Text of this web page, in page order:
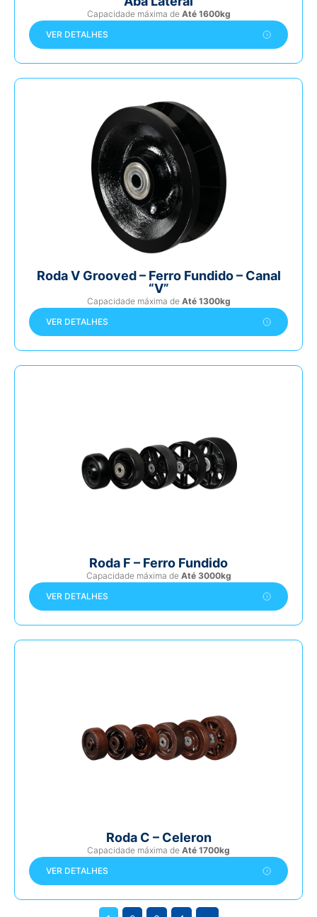
Capacidade máxima de Até 1600kg
VER DETALHES
Roda V Grooved – Ferro Fundido – Canal
“V”
Capacidade máxima de Até 1300kg
VER DETALHES
Roda F – Ferro Fundido
Capacidade máxima de Até 3000kg
VER DETALHES
Roda C – Celeron
Capacidade máxima de Até 1700kg
VER DETALHES